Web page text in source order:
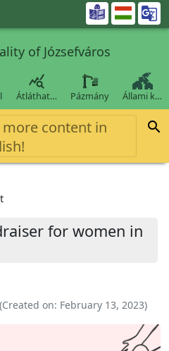

of Józsefváros

Átláthat… Pázmány Állami k…
content in

for women in
(Created on: February 13, 2023)